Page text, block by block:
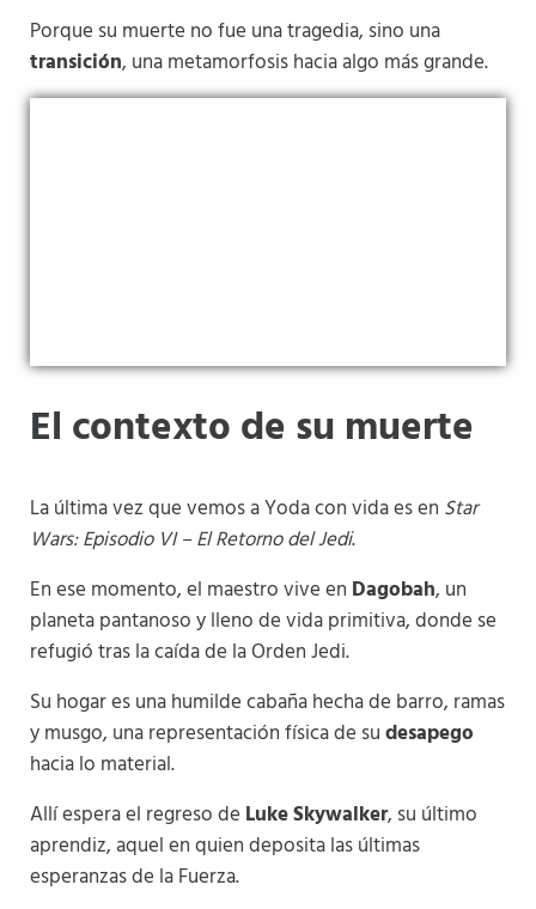
Porque su muerte no fue una tragedia, sino una
transición, una metamorfosis hacia algo más grande.
El contexto de su muerte
La última vez que vemos a Yoda con vida es en Star
Wars: Episodio VI – El Retorno del Jedi.
En ese momento, el maestro vive en Dagobah, un
planeta pantanoso y lleno de vida primitiva, donde se
refugió tras la caída de la Orden Jedi.
Su hogar es una humilde cabaña hecha de barro, ramas
y musgo, una representación física de sudesapego
hacia lo material.
Allí espera el regreso de Luke Skywalker, su último
aprendiz, aquel en quien deposita las últimas
esperanzas de la Fuerza.